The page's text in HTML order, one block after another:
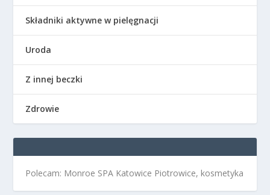
Składniki aktywne w pielęgnacji
Uroda
Z innej beczki
Zdrowie
Polecam: Monroe SPA Katowice Piotrowice, kosmetyka